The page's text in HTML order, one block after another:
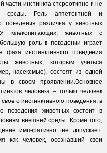
части инстинкта стереотипно и не
среды. Роль аппетентной и
поведения различна у животных
У млекопитающих, животных с
роль в поведении играет
фаза инстинктивного поведения
животных, которым учиться
насекомые), состоят из одной
в своем проявлении.Основное
человека – только человек
инстинктивного поведения, в
поведения животных состоит в
внешней среды. Кроме того,
императивно (не допускает
как человек, осознавший свои